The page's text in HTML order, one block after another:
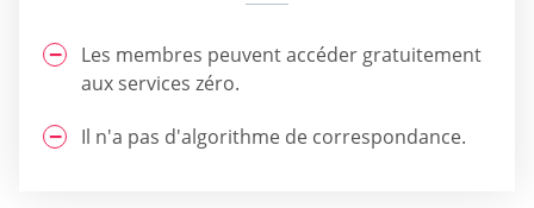
Les membres peuvent accéder gratuitement
aux services zéro.
Il n'a pas d'algorithme de correspondance.